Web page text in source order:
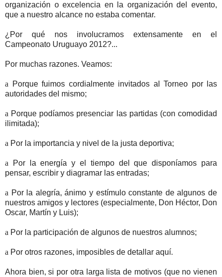
organización o excelencia en la organización del evento,
que a nuestro alcance no estaba comentar.
¿Por qué nos involucramos extensamente en el
Campeonato Uruguayo 2012?...
Por muchas razones. Veamos:
a Porque fuimos cordialmente invitados al Torneo por las
autoridades del mismo;
a Porque podíamos presenciar las partidas (con comodidad
ilimitada);
a Por la importancia y nivel de la justa deportiva;
a Por la energía y el tiempo del que disponíamos para
pensar, escribir y diagramar las entradas;
a Por la alegría, ánimo y estímulo constante de algunos de
nuestros amigos y lectores (especialmente, Don Héctor, Don
Oscar, Martín y Luis);
a Por la participación de algunos de nuestros alumnos;
a Por otros razones, imposibles de detallar aquí.
Ahora bien, si por otra larga lista de motivos (que no vienen